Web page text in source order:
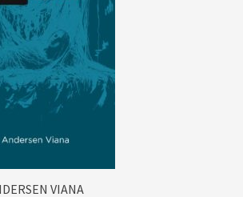
VIANA